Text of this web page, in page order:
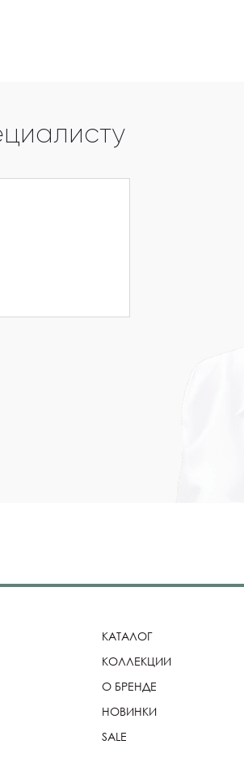
КАТАЛОГ
КОЛЛЕКЦИИ
О БРЕНДЕ
НОВИНКИ
SALE